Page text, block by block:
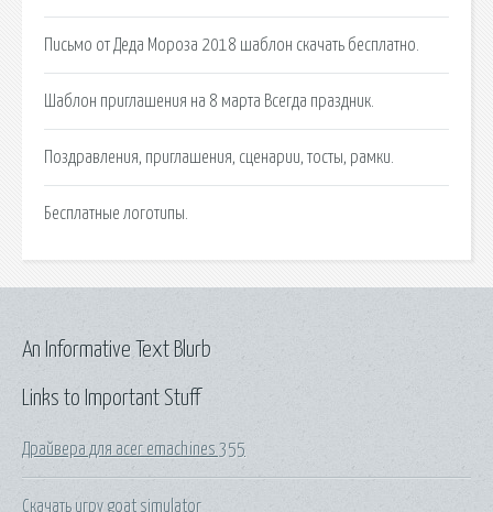
Письмо от Деда Мороза 2018 шаблон скачать бесплатно.
Шаблон приглашения на 8 марта Всегда праздник.
Поздравления, приглашения, сценарии, тосты, рамки.
Бесплатные логотипы.
Links to Important Stuff
Драйвера для acer emachines 355
Скачать игру goat simulator
An Informative Text Blurb